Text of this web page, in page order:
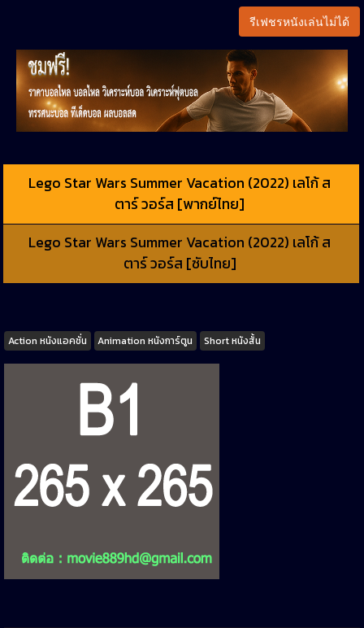
รีเฟชรหนังเล่นไม่ได้
Lego Star Wars Summer Vacation (2022) เลโก้ ส
ตาร์ วอร์ส [พากย์ไทย]
Lego Star Wars Summer Vacation (2022) เลโก้ ส
ตาร์ วอร์ส [ซับไทย]
Tags
Action หนังแอคชั่น Animation หนังการ์ตูน Short หนังสั้น